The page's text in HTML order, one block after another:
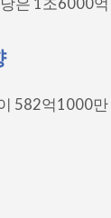
582억1000만